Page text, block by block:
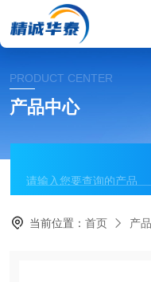
PRODUCT CENTER
产品中心
当前位置：首页 产